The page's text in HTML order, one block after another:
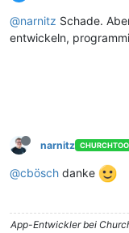
@narnitz Schade.
entwickeln,
narnitz
@cbösch danke
App-Entwickler bei